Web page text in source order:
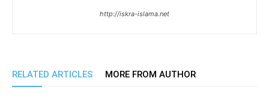
http://iskra-islama.net
RELATED ARTICLES MORE FROM AUTHOR